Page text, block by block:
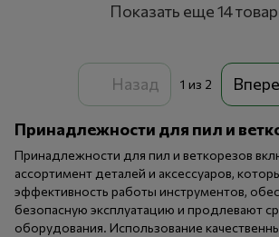
Показать еще 14
Назад 1 из 2
Принадлежности для пил и
Принадлежности для пил и веткорезов
ассортимент деталей и аксессуаров,
эффективность работы инструментов,
безопасную эксплуатацию и продлевают
оборудования. Использование